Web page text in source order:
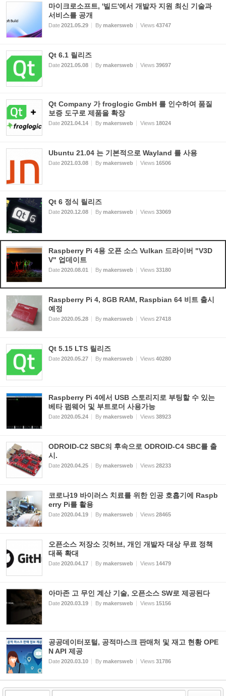
마이크로소프트, '빌드'에서 개발자 지원 최신 기술과
서비스를 공개
Date2021.05.29 Bymakersweb Views 43747
Qt 6.1 릴리즈
Date2021.05.08 Bymakersweb Views 39697
Qt Company 가 froglogic GmbH 를 인수하여 품질
보증 도구로 제품을 확장
Date2021.04.14 Bymakersweb Views 18024
Ubuntu 21.04 는 기본적으로 Wayland 를 사용
Date2021.03.08 Bymakersweb Views 16506
Qt 6 정식 릴리즈
Date2020.12.08 Bymakersweb Views 33069
Raspberry Pi 4용 오픈 소스 Vulkan 드라이버 "V3D
V" 업데이트
Date2020.08.01 Bymakersweb Views 33180
Raspberry Pi 4, 8GB RAM, Raspbian 64 비트 출시
예정
Date2020.05.28 Bymakersweb Views 27418
Qt 5.15 LTS 릴리즈
Date2020.05.27 Bymakersweb Views 40280
Raspberry Pi 4에서 USB 스토리지로 부팅할 수 있는
베타 펌웨어 및 부트로더 사용가능
Date2020.05.24 Bymakersweb Views 38923
ODROID-C2 SBC의 후속으로 ODROID-C4 SBC를 출
시.
Date2020.04.25 Bymakersweb Views 28233
코로나19 바이러스 치료를 위한 인공 호흡기에 Raspb
erry Pi를 활용
Date2020.04.19 Bymakersweb Views 28465
오픈소스 저장소 깃허브, 개인 개발자 대상 무료 정책
대폭 확대
Date2020.04.17 Bymakersweb Views 14479
아마존 고 무인 계산 기술, 오픈소스 SW로 제공된다
Date2020.03.19 Bymakersweb Views 15156
공공데이터포털, 공적마스크 판매처 및 재고 현황 OPE
N API 제공
Date2020.03.10 Bymakersweb Views 31786